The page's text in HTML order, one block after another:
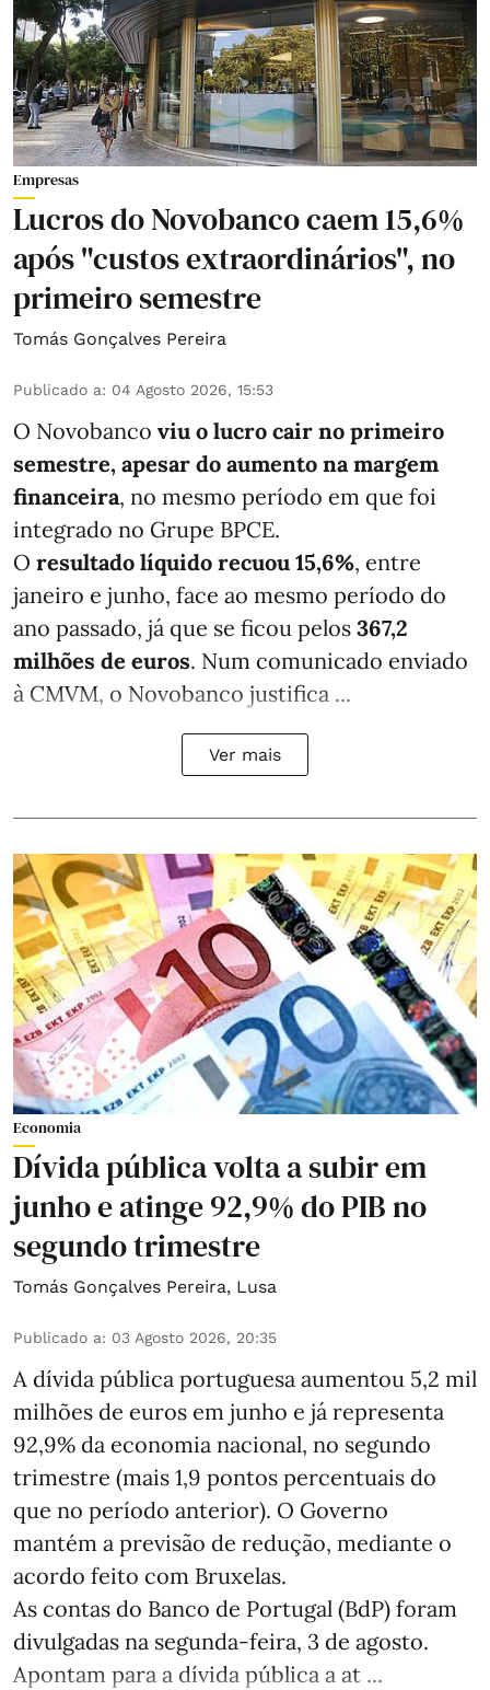
Empresas
Lucros do Novobanco caem 15,6%
após "custos extraordinários", no
primeiro semestre
Tomás Gonçalves Pereira
Publicado a: 04 Agosto 2026, 15:53
O Novobanco viu o lucro cair no primeiro
semestre, apesar do aumento na margem
financeira, no mesmo período em que foi
integrado no Grupe BPCE.
O resultado líquido recuou 15,6%, entre
janeiro e junho, face ao mesmo período do
ano passado, já que se ficou pelos 367,2
milhões de euros. Num comunicado enviado
à CMVM, o Novobanco justifica ...
Ver mais
Economia
Dívida pública volta a subir em
junho e atinge 92,9% do PIB no
segundo trimestre
Tomás Gonçalves Pereira, Lusa
Publicado a: 03 Agosto 2026, 20:35
A dívida pública portuguesa aumentou 5,2 mil
milhões de euros em junho e já representa
92,9% da economia nacional, no segundo
trimestre (mais 1,9 pontos percentuais do
que no período anterior). O Governo
mantém a previsão de redução, mediante o
acordo feito com Bruxelas.
As contas do Banco de Portugal (BdP) foram
divulgadas na segunda-feira, 3 de agosto.
Apontam para a dívida pública a at ...